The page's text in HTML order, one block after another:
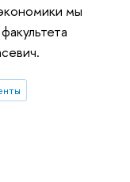
мы